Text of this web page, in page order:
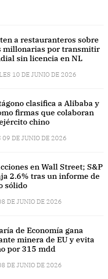
a restauranteros sobre
millonarias por transmitir
sin licencia en NL
10 DE JUNIO DE 2026
clasifica a Alibaba y
firmas que colaboran
chino
09 DE JUNIO DE 2026
en Wall Street; S&P
2.6% tras un informe de
sólido
DE JUNIO DE 2026
de Economía gana
minera de EU y evita
por 315 mdd
DE JUNIO DE 2026